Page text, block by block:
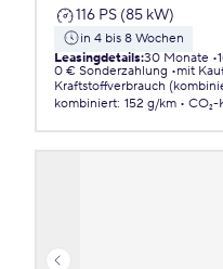
116 PS (85 kW)
in 4 bis 8 Wochen
Leasingdetails:30 Monate
0 € Sonderzahlung
mit
Kraftstoffverbrauch
kombiniert: 152 g/km CO₂-